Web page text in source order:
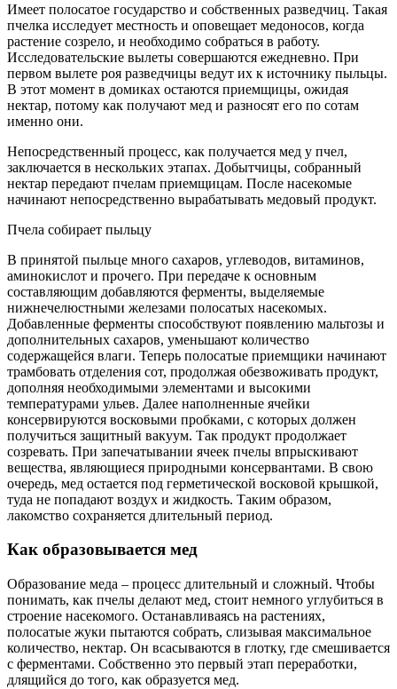
Имеет полосатое государство и собственных разведчиц. Такая
пчелка исследует местность и оповещает медоносов, когда
растение созрело, и необходимо собраться в работу.
Исследовательские вылеты совершаются ежедневно. При
первом вылете роя разведчицы ведут их к источнику пыльцы.
В этот момент в домиках остаются приемщицы, ожидая
нектар, потому как получают мед и разносят его по сотам
именно они.
Непосредственный процесс, как получается мед у пчел,
заключается в нескольких этапах. Добытчицы, собранный
нектар передают пчелам приемщицам. После насекомые
начинают непосредственно вырабатывать медовый продукт.
Пчела собирает пыльцу
В принятой пыльце много сахаров, углеводов, витаминов,
аминокислот и прочего. При передаче к основным
составляющим добавляются ферменты, выделяемые
нижнечелюстными железами полосатых насекомых.
Добавленные ферменты способствуют появлению мальтозы и
дополнительных сахаров, уменьшают количество
содержащейся влаги. Теперь полосатые приемщики начинают
трамбовать отделения сот, продолжая обезвоживать продукт,
дополняя необходимыми элементами и высокими
температурами ульев. Далее наполненные ячейки
консервируются восковыми пробками, с которых должен
получиться защитный вакуум. Так продукт продолжает
созревать. При запечатывании ячеек пчелы впрыскивают
вещества, являющиеся природными консервантами. В свою
очередь, мед остается под герметической восковой крышкой,
туда не попадают воздух и жидкость. Таким образом,
лакомство сохраняется длительный период.
Как образовывается мед
Образование меда – процесс длительный и сложный. Чтобы
понимать, как пчелы делают мед, стоит немного углубиться в
строение насекомого. Останавливаясь на растениях,
полосатые жуки пытаются собрать, слизывая максимальное
количество, нектар. Он всасываются в глотку, где смешивается
с ферментами. Собственно это первый этап переработки,
длящийся до того, как образуется мед.